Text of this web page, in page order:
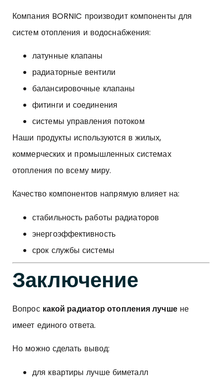
Компания BORNIC производит компоненты для
систем отопления и водоснабжения:
латунные клапаны
радиаторные вентили
балансировочные клапаны
фитинги и соединения
системы управления потоком
Наши продукты используются в жилых,
коммерческих и промышленных системах
отопления по всему миру.
Качество компонентов напрямую влияет на:
стабильность работы радиаторов
энергоэффективность
срок службы системы
Заключение
Вопрос какой радиатор отопления лучшене
имеет единого ответа.
Но можно сделать вывод:
для квартиры лучше биметалл